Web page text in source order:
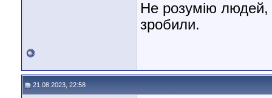
Не розумію людей,
зробили.
21.08.2023, 22:58